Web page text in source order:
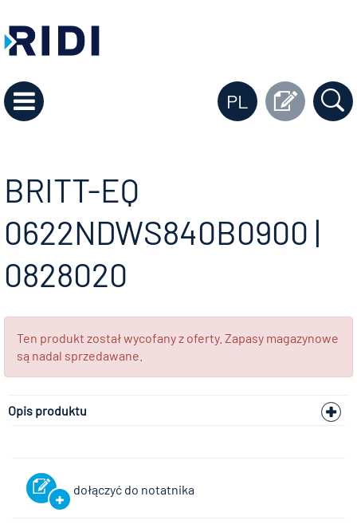
PL
BRITT-EQ
0622NDWS840B0900 |
0828020
Ten produkt został wycofany z oferty. Zapasy magazynowe
są nadal sprzedawane.
Opis produktu
dołączyć do notatnika